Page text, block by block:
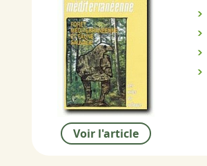
Voir l'article